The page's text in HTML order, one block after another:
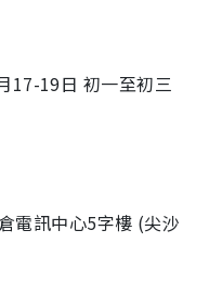
17-19日 初一至初三
電訊中心5字樓 (尖沙